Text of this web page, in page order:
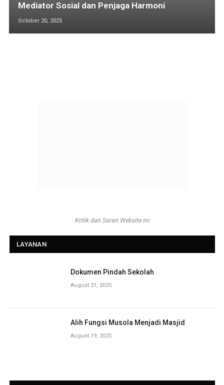
Mediator Sosial dan Penjaga Harmoni
October 20, 2025
Kritik dan Saran Website ini
LAYANAN
Dokumen Pindah Sekolah
August 21, 2025
Alih Fungsi Musola Menjadi Masjid
August 19, 2025